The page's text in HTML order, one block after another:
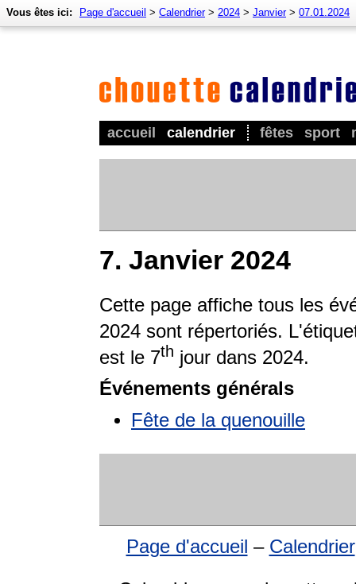
accueil calendrier fêtes sport
Vous êtes ici: Page d'accueil > Calendrier> 2024 > Janvier> 07.01.2024
7. Janvier 2024
Cette page affiche tous les
2024 sont répertoriés.
est le 7th jour dans 2024.
Événements générals
Fête de la quenouille
Page d'accueil – Calendrier